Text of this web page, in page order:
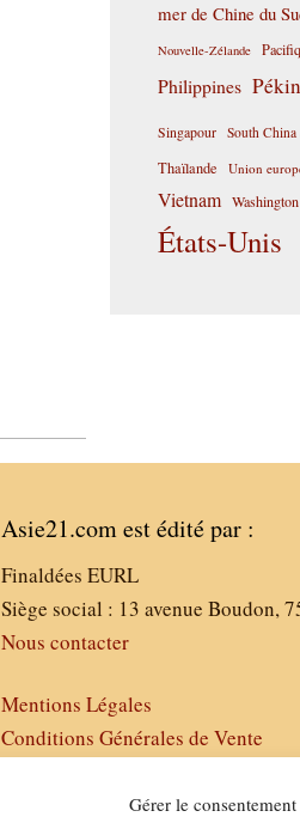
Gérer le consentement
mer de Chine du
Nouvelle-Zélande
Philippines Pékin
Singapour South China
Thaïlande Union
Vietnam Washington
États-Unis
Asie21.com est édité par :
Finaldées EURL
Siège social : 13 avenue Boudon,
Nous contacter
Mentions Légales
Conditions Générales de Vente